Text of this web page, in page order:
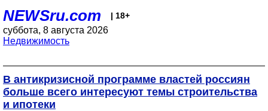
NEWSru.com | 18+
суббота, 8 августа 2026
Недвижимость
В антикризисной программе властей россиян
больше всего интересуют темы строительства
и ипотеки